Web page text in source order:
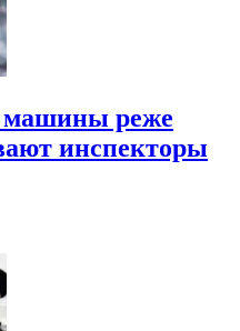
машины реже
инспекторы